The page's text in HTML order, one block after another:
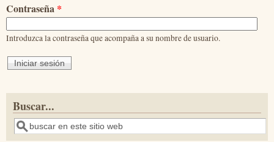
Contraseña *
Introduzca la contraseña que acompaña a su nombre de usuario.
Buscar...
Buscar